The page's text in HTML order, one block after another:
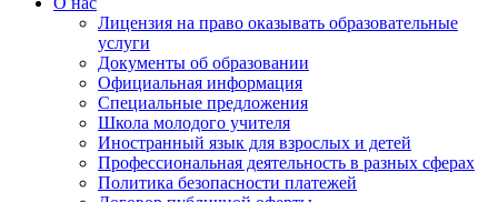
Лицензия на право оказывать образовательные
услуги
Документы об образовании
Официальная информация
Специальные предложения
Школа молодого учителя
Иностранный язык для взрослых и детей
Профессиональная деятельность в разных сферах
Политика безопасности платежей